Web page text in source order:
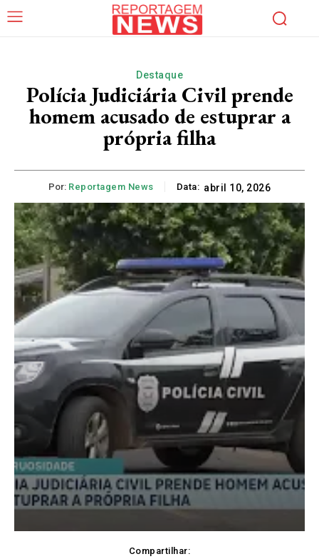
Destaque
Polícia Judiciária Civil prende
homem acusado de estuprar a
própria filha
Por: Reportagem News Data: abril 10, 2026
Compartilhar: